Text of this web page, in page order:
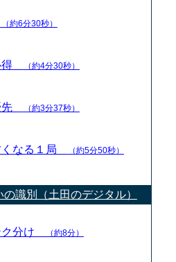
（約6分30秒）
得 （約4分30秒）
先 （約3分37秒）
くなる１局 （約5分50秒）
識別（土田のデジタル）
ク分け （約8分）